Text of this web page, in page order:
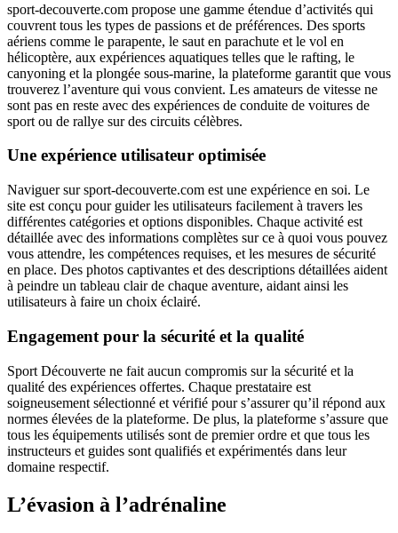
sport-decouverte.com propose une gamme étendue d’activités qui
couvrent tous les types de passions et de préférences. Des sports
aériens comme le parapente, le saut en parachute et le vol en
hélicoptère, aux expériences aquatiques telles que le rafting, le
canyoning et la plongée sous-marine, la plateforme garantit que vous
trouverez l’aventure qui vous convient. Les amateurs de vitesse ne
sont pas en reste avec des expériences de conduite de voitures de
sport ou de rallye sur des circuits célèbres.
Une expérience utilisateur optimisée
Naviguer sur sport-decouverte.com est une expérience en soi. Le
site est conçu pour guider les utilisateurs facilement à travers les
différentes catégories et options disponibles. Chaque activité est
détaillée avec des informations complètes sur ce à quoi vous pouvez
vous attendre, les compétences requises, et les mesures de sécurité
en place. Des photos captivantes et des descriptions détaillées aident
à peindre un tableau clair de chaque aventure, aidant ainsi les
utilisateurs à faire un choix éclairé.
Engagement pour la sécurité et la qualité
Sport Découverte ne fait aucun compromis sur la sécurité et la
qualité des expériences offertes. Chaque prestataire est
soigneusement sélectionné et vérifié pour s’assurer qu’il répond aux
normes élevées de la plateforme. De plus, la plateforme s’assure que
tous les équipements utilisés sont de premier ordre et que tous les
instructeurs et guides sont qualifiés et expérimentés dans leur
domaine respectif.
L’évasion à l’adrénaline